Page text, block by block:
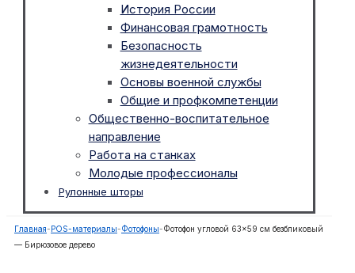
История России
Финансовая грамотность
Безопасность
жизнедеятельности
Основы военной службы
Общие и профкомпетенции
Общественно-воспитательное
направление
Работа на станках
Молодые профессионалы
Рулонные шторы
Главная-POS-материалы-Фотофоны-Фотофон угловой 63×59 см безбликовый
— Бирюзовое дерево